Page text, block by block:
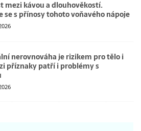
mezi kávou a dlouhověkostí.
se s přínosy tohoto voňavého nápoje
nerovnováha je rizikem pro tělo i
příznaky patří i problémy s